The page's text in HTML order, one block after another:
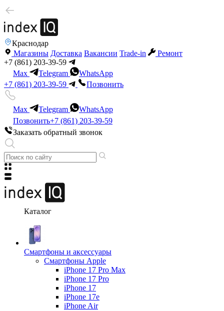
Краснодар
Магазины Доставка Вакансии Trade-in
Ремонт
+7 (861) 203-39-59
Max
Telegram
WhatsApp
+7 (861) 203-39-59
Позвонить
Max Telegram
WhatsApp
Позвонить+7 (861) 203-39-59
Заказать обратный звонок
Каталог
Смартфоны и аксессуары
Смартфоны Apple
iPhone 17 Pro Max
iPhone 17 Pro
iPhone 17
iPhone 17e
iPhone Air